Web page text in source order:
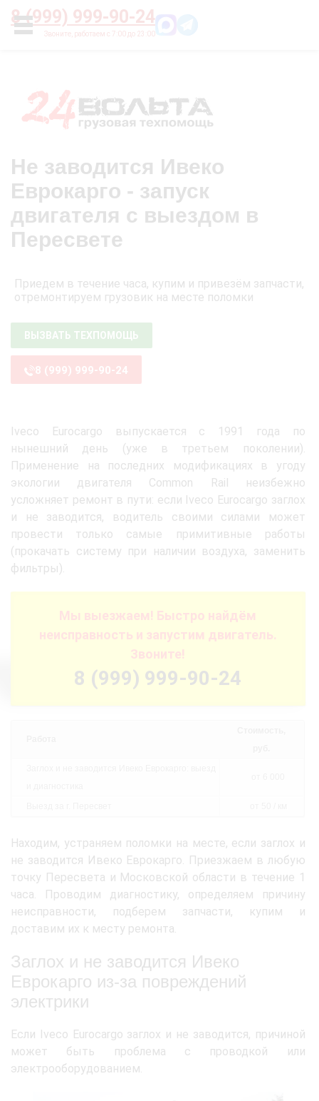
8 (999) 999-90-24
УСЛУГИ
Главная О нас Цены
Не заводится Ивеко
Еврокарго - запуск
двигателя с выездом в
Пересвете
Приедем в течение часа, купим и привезём запчасти,
отремонтируем грузовик на месте поломки
ВЫЗВАТЬ ТЕХПОМОЩЬ
8 (999) 999-90-24
Iveco Eurocargo выпускается с 1991 года по
нынешний день (уже в третьем поколении).
Применение на последних модификациях в угоду
экологии двигателя Common Rail неизбежно
усложняет ремонт в пути: если Iveco Eurocargo заглох
и не заводится, водитель своими силами может
провести только самые примитивные работы
(прокачать систему при наличии воздуха, заменить
фильтры).
Мы выезжаем! Быстро найдём
неисправность и запустим двигатель.
Звоните!
8 (999) 999-90-24
Находим, устраняем поломки на месте, если заглох и
не заводится Ивеко Еврокарго. Приезжаем в любую
точку Пересвета и Московской области в течение 1
часа. Проводим диагностику, определяем причину
неисправности, подберем запчасти, купим и
доставим их к месту ремонта.
Заглох и не заводится Ивеко
Еврокарго из-за повреждений
электрики
Если Iveco Eurocargo заглох и не заводится, причиной
может быть проблема с проводкой или
электрооборудованием.